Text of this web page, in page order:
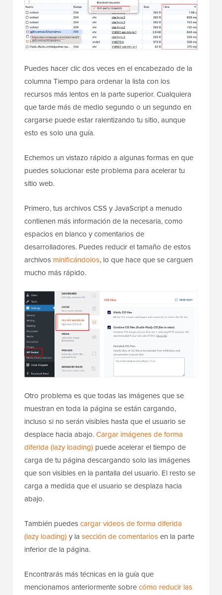
Puedes hacer clic dos veces en el encabezado de la
columna Tiempo para ordenar la lista con los
recursos más lentos en la parte superior. Cualquiera
que tarde más de medio segundo o un segundo en
cargarse puede estar ralentizando tu sitio, aunque
esto es solo una guía.
Echemos un vistazo rápido a algunas formas en que
puedes solucionar este problema para acelerar tu
sitio web.
Primero, tus archivos CSS y JavaScript a menudo
contienen más información de la necesaria, como
espacios en blanco y comentarios de
desarrolladores. Puedes reducir el tamaño de estos
archivos minificándolos, lo que hace que se carguen
mucho más rápido.
Otro problema es que todas las imágenes que se
muestran en toda la página se están cargando,
incluso si no serán visibles hasta que el usuario se
desplace hacia abajo.Cargar imágenes de forma
diferida (lazy loading) puede acelerar el tiempo de
carga de tu página descargando solo las imágenes
que son visibles en la pantalla del usuario. El resto se
carga a medida que el usuario se desplaza hacia
abajo.
También puedescargar videos de forma diferida
(lazy loading) y la sección de comentariosen la parte
inferior de la página.
Encontrarás más técnicas en la guía que
mencionamos anteriormente sobrecómo reducir las